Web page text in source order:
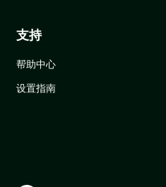
支持
帮助中心
设置指南